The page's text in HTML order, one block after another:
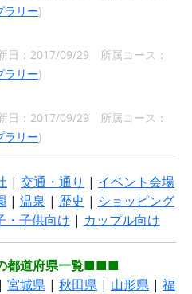
ラリー)
日：2017/09/29 所属コース：
ラリー)
日：2017/09/29 所属コース：
ラリー)
| 交通・通り | イベント会場
| 温泉 | 歴史 | ショッピング
・子供向け | カップル向け
都道府県一覧■■■
| 宮城県 | 秋田県 | 山形県 | 福